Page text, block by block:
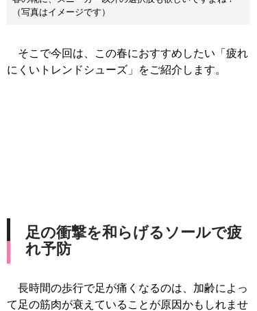
（写真はイメージです）
そこで今回は、この春におすすめしたい「疲れ
にくいトレンドシューズ」をご紹介します。
足の衝撃を和らげるソールで疲
れ予防
長時間の歩行で足が痛くなるのは、加齢によっ
て足の筋肉が衰えていることが原因かもしれませ